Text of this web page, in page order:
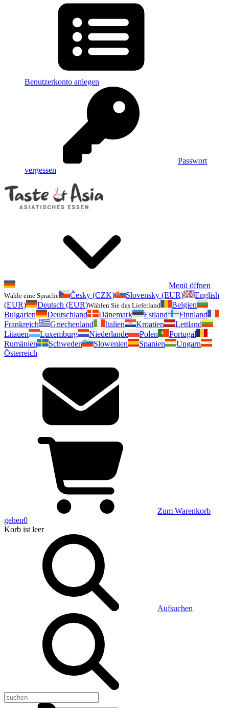
Benutzerkonto anlegen
Passwort
vergessen
Menü öffnen
Wähle eine Sprache Česky (CZK) Slovensky (EUR)
English
(EUR)
Deutsch (EUR)Wählen Sie das Lieferland
Belgien
Bulgarien
Deutschland Dänemark Estland
Finnland
Frankreich
Griechenland Italien Kroatien
Lettland
Litauen
Luxemburg Niederlande Polen
Portugal
Rumänien
Schweden Slowenien Spanien
Ungarn
Österreich
Zum Warenkorb
gehen0
Korb ist leer
Aufsuchen